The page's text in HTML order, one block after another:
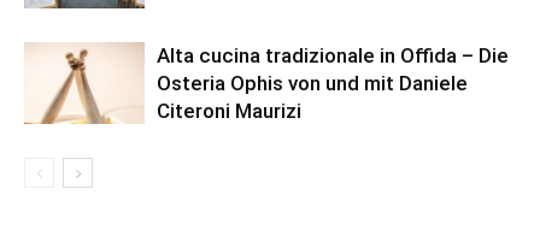
Alta cucina tradizionale in Offida – Die
Osteria Ophis von und mit Daniele
Citeroni Maurizi